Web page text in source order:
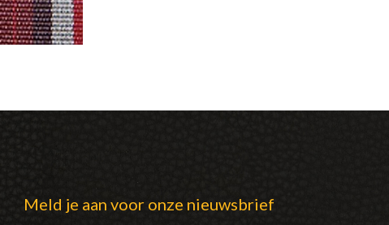
Meld je aan voor onze nieuwsbrief